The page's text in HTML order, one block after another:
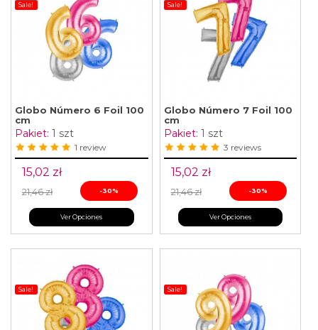
Sale!
Globo Número 6 Foil 100
cm
Pakiet: 1 szt
1 review
15,02 zł
21,46 zł -30%
Ver Opciones
Sale!
Globo Número 7 Foil 100
cm
Pakiet: 1 szt
3 reviews
15,02 zł
21,46 zł -30%
Ver Opciones
Sale! Sale!